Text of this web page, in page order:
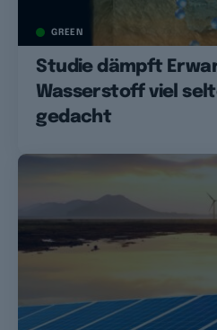
GREEN
Studie dämpft
Wasserstoff viel
gedacht